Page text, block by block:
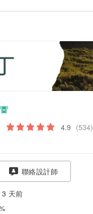
4.9 (534)
聯絡設計師
3 天前